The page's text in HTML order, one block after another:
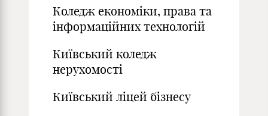
Коледж економіки, права та
інформаційних технологій
Київський коледж
нерухомості
Київський ліцей бізнесу